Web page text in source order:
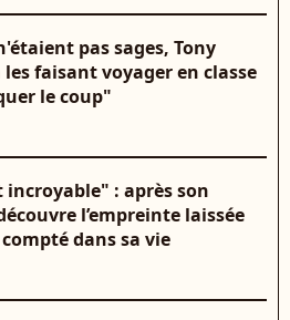
pas sages, Tony
faisant voyager en classe
le coup"
incroyable" : après son
l’empreinte laissée
dans sa vie